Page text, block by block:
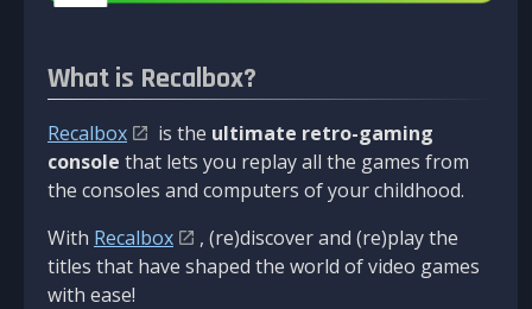
What is Recalbox?
Recalbox is the ultimate retro-gaming
console that lets you replay all the games from
the consoles and computers of your childhood.
With Recalbox
, (re)discover and (re)play the
titles that have shaped the world of video games
with ease!